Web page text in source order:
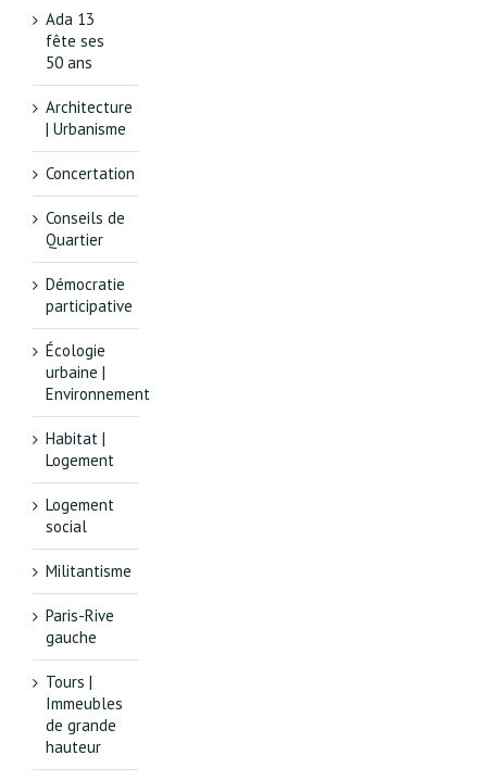
Ada 13
fête ses
50 ans
Architecture
| Urbanisme
Concertation
Conseils de
Quartier
Démocratie
participative
Écologie
urbaine |
Environnement
Habitat |
Logement
Logement
social
Militantisme
Paris-Rive
gauche
Tours |
Immeubles
de grande
hauteur